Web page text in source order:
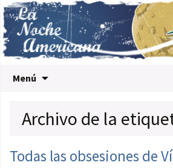
Menú
Archivo de la
Todas las obsesiones de